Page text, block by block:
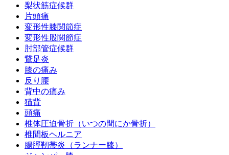
梨状筋症候群
片頭痛
変形性膝関節症
変形性股関節症
肘部管症候群
鵞足炎
膝の痛み
反り腰
背中の痛み
猫背
頭痛
椎体圧迫骨折（いつの間にか骨折）
椎間板ヘルニア
腸脛靭帯炎（ランナー膝）